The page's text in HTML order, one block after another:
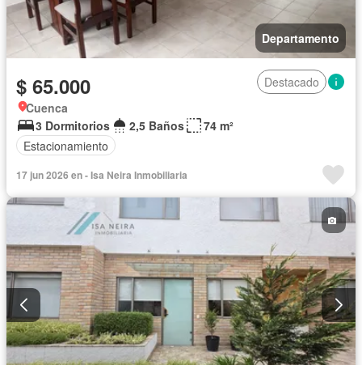
Departamento
$ 65.000
Destacado
Cuenca
3 Dormitorios
2,5 Baños
74 m²
Estacionamiento
17 jun 2026 en - Isa Neira Inmobiliaria